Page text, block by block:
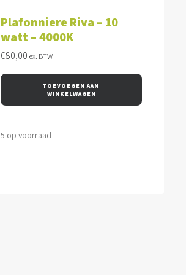
Plafonniere Riva – 10
watt – 4000K
€80,00 ex. BTW
TOEVOEGEN AAN
WINKELWAGEN
5 op voorraad